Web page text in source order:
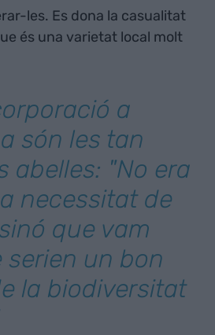
les. Es dona la casualitat
és una varietat local molt
a
són les tan
abelles: "No era
necessitat de
que vam
serien un bon
la biodiversitat